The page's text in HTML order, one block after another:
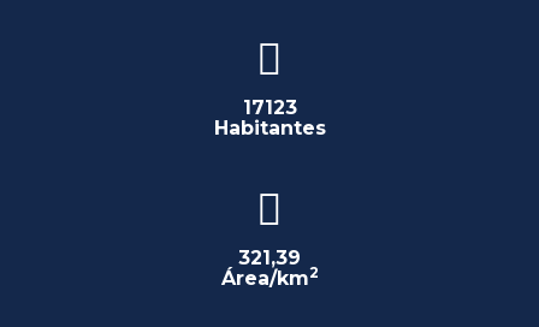
17123
Habitantes
321,39
Área/km2